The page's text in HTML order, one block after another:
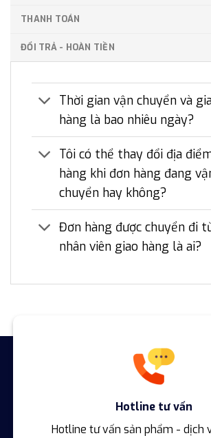
THANH TOÁN
ĐỔI TRẢ - HOÀN TIỀN
Thời gian vận chuyển và
hàng là bao nhiêu ngày?
Tôi có thể thay đổi địa
hàng khi đơn hàng đang
chuyển hay không?
Đơn hàng được chuyển đi
nhân viên giao hàng là ai?
Hotline tư vấn
Hotline tư vấn sản phẩm - dịch